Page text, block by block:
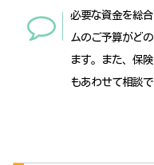
必要な資金を総
ムのご予算がど
ます。また、保
もあわせて相談で